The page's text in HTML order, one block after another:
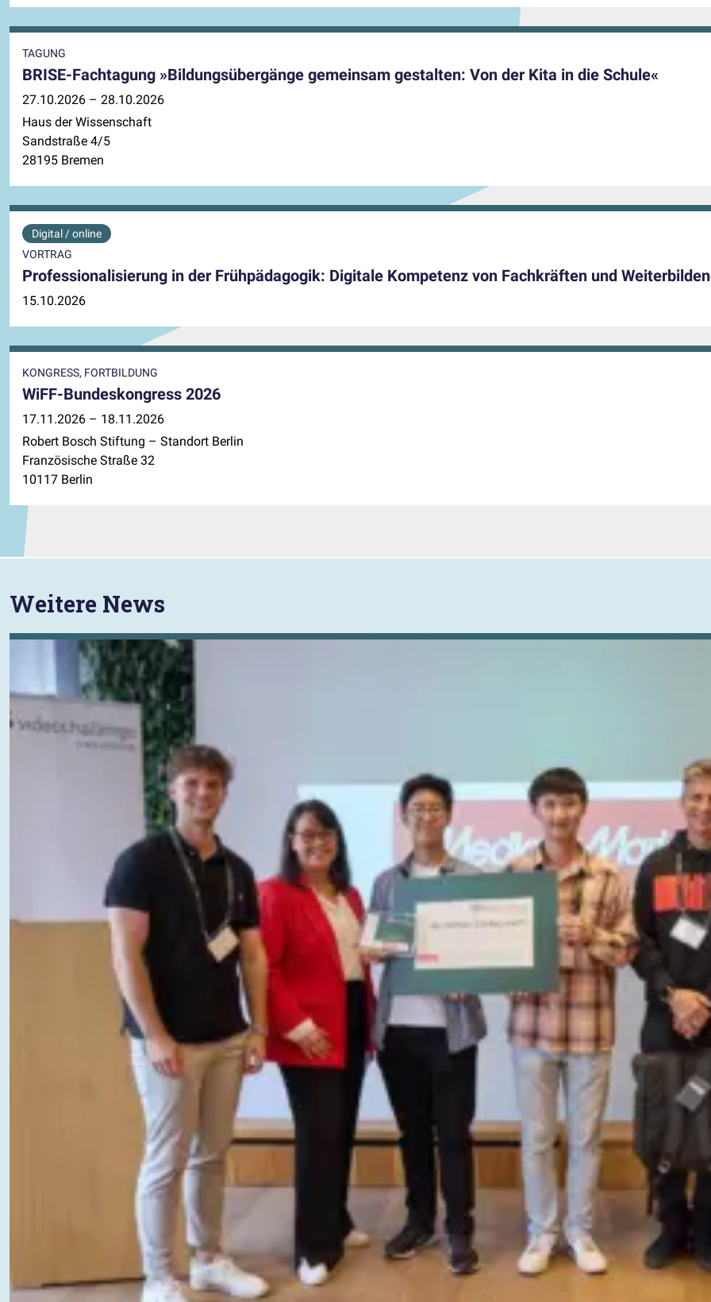
TAGUNG
BRISE-Fachtagung »Bildungsübergänge gemeinsam gestalten: Von der Kita in die Schule«
27.10.2026 – 28.10.2026
Haus der Wissenschaft
Sandstraße 4/5
28195 Bremen
Digital / online
VORTRAG
Professionalisierung in der Frühpädagogik: Digitale Kompetenz von Fachkräften und
15.10.2026
KONGRESS, FORTBILDUNG
WiFF-Bundeskongress 2026
17.11.2026 – 18.11.2026
Robert Bosch Stiftung – Standort Berlin
Französische Straße 32
10117 Berlin
Weitere News